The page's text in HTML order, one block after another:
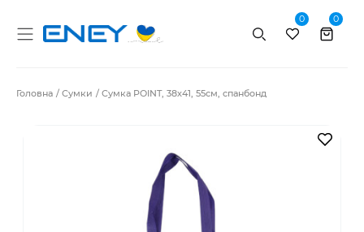
Пошук
0 0
Головна Сумки Сумка POINT, 38х41, 55см, спанбонд
В